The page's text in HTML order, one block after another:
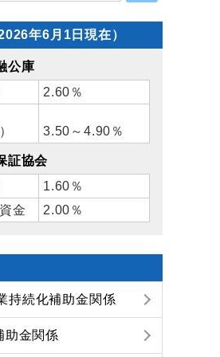
年6月1日現在）
公庫
2.60％
3.50～4.90％
証協会
1.60％
金
2.00％
持続化補助金関係
助金関係